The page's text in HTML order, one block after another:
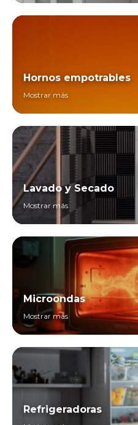
Hornos empotrables
Mostrar más
Lavado y Secado
Mostrar más
Microondas
Mostrar más
Refrigeradoras